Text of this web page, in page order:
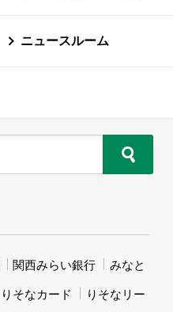
ニュースルーム
関西みらい銀行 みなと
りそなカード りそなリー